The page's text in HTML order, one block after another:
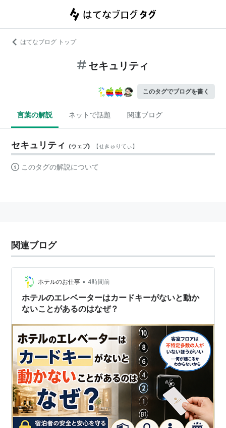
はてなブログ トップ
セキュリティ
このタグでブログを書く
言葉の解説 ネットで話題 関連ブログ
セキュリティ (ウェブ) 【せきゅりてぃ】
このタグの解説について
関連ブログ
ホテルのお仕事 • 4時間前
ホテルのエレベーターはカードキーがないと動か
ないことがあるのはなぜ？